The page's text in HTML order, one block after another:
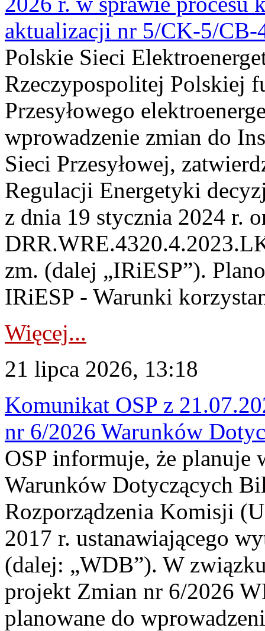
aktualizacji nr 5/CK-5/CB-
Polskie Sieci
Rzeczypospolitej Polskiej
Przesyłowego
wprowadzenie zmian do
Sieci Przesyłowej,
Regulacji Energetyki
z dnia 19 stycznia 2024 r.
zm. (dalej „IRiESP”).
IRiESP - Warunki
Więcej...
21 lipca 2026, 13:18
Komunikat OSP z
nr 6/2026 Warunków
OSP informuje, że planuje
Warunków Dotyczących
Rozporządzenia Komisji
2017 r. ustanawiającego
(dalej: „WDB”). W
projekt Zmian nr 6/2026
planowane do